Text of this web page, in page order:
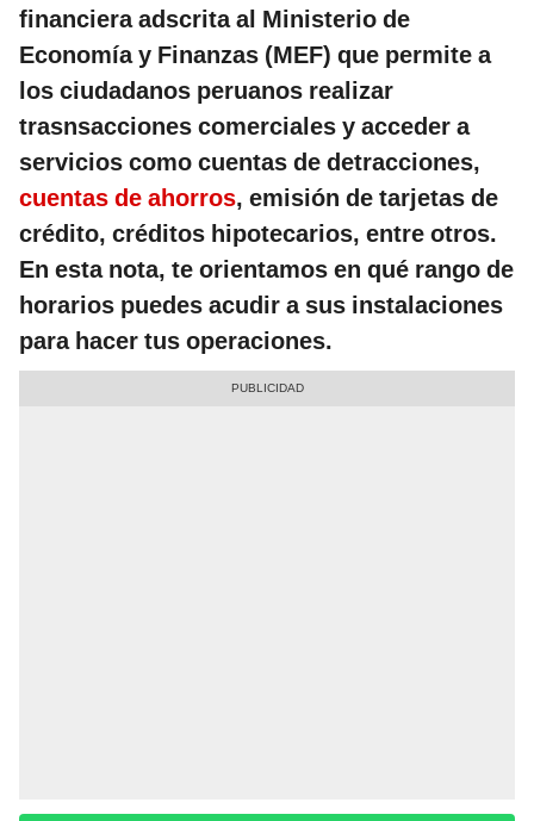
financiera adscrita al Ministerio de
Economía y Finanzas (MEF) que permite a
los ciudadanos peruanos realizar
trasnsacciones comerciales y acceder a
servicios como cuentas de detracciones,
cuentas de ahorros, emisión de tarjetas de
crédito, créditos hipotecarios, entre otros.
En esta nota, te orientamos en qué rango de
horarios puedes acudir a sus instalaciones
para hacer tus operaciones.